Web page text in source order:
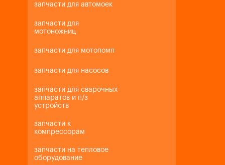
запчасти для автомоек
запчасти для
мотоножниц
запчасти для мотопомп
запчасти для насосов
запчасти для сварочных
аппаратов и п/з
устройств
запчасти к
компрессорам
запчасти на тепловое
оборудование